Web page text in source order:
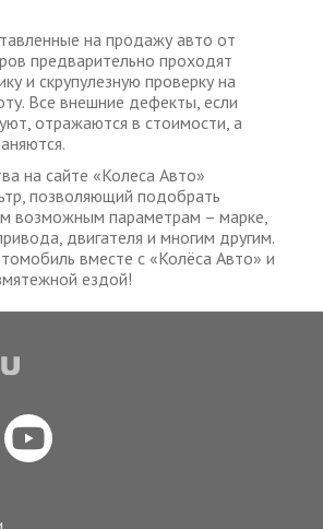
на продажу авто от
предварительно проходят
и скрупулезную проверку на
Все внешние дефекты, если
отражаются в стоимости, а
на сайте «Колеса Авто»
позволяющий подобрать
возможным параметрам – марке,
двигателя и многим другим.
вместе с «Колёса Авто» и
ездой!